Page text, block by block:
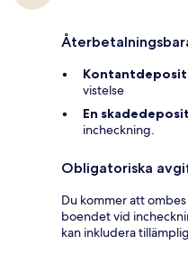
vistelse
En
incheckning.
Obligatoriska
Du kommer att
boendet vid
kan inkludera